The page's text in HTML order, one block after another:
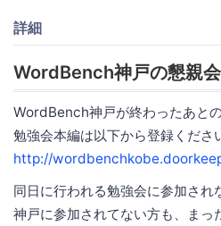
詳細
WordBench神戸の懇親会
WordBench神戸が終わったあとの
勉強会本編は以下から登録くださ
http://
同日に行われる勉強会に参加さ
神戸に参加されてない方も、まっ